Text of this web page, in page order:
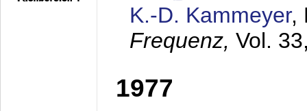
K.-D. Kammeyer,
Frequenz, Vol.
1977